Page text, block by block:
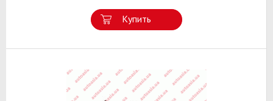
Купить